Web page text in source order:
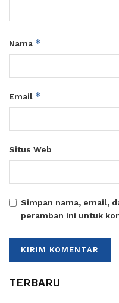
Nama *
Email *
Situs Web
Simpan nama, email,
peramban ini untuk
TERBARU